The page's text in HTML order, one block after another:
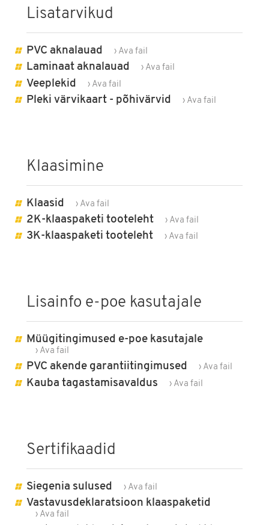
Lisatarvikud
PVC aknalauad › Ava fail
Laminaat aknalauad › Ava fail
Veeplekid › Ava fail
Pleki värvikaart - põhivärvid › Ava fail
Klaasimine
Klaasid › Ava fail
2K-klaaspaketi tooteleht › Ava fail
3K-klaaspaketi tooteleht › Ava fail
Lisainfo e-poe kasutajale
Müügitingimused e-poe kasutajale
› Ava fail
PVC akende garantiitingimused › Ava fail
Kauba tagastamisavaldus › Ava fail
Sertifikaadid
Siegenia sulused › Ava fail
Vastavusdeklaratsioon klaaspaketid
› Ava fail